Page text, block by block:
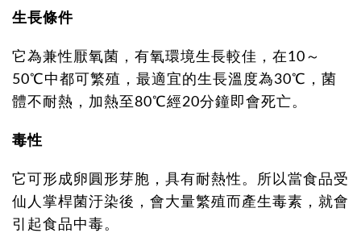
生長條件
它為兼性厭氧菌，有氧環境生長較佳，在10～
50℃中都可繁殖，最適宜的生長溫度為30℃，菌
體不耐熱，加熱至80℃經20分鐘即會死亡。
毒性
它可形成卵圓形芽胞，具有耐熱性。所以當食品受
仙人掌桿菌汙染後，會大量繁殖而產生毒素，就會
引起食品中毒。